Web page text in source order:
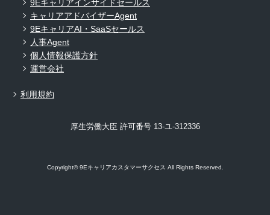
9Eキャリアインサイドセールス
キャリアアドバイザーAgent
9EキャリアAI・SaaSセールス
人事Agent
個人情報保護方針
運営会社
利用規約
厚生労働大臣 許可番号 13-ユ-312336
Copyright© 9Eキャリアカスタマーサクセス All Rights Reserved.